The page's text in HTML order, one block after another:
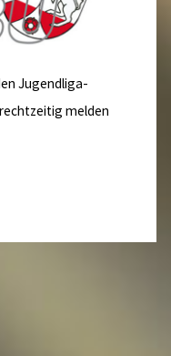
Jugendliga-
melden